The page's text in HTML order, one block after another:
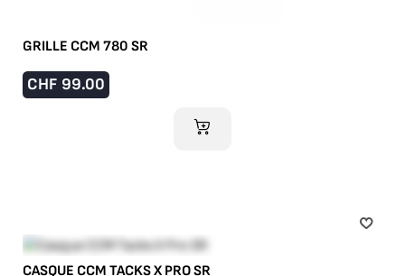
GRILLE CCM 780 SR
CHF 99.00
AJOUTER AU PANIER
CASQUE CCM TACKS X PRO SR